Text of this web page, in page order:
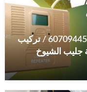
مقوي سيرفس جليب الشيوخ / 60709445 / تركيب